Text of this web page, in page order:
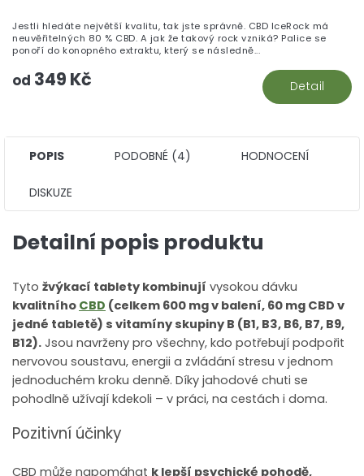
od 349 Kč Detail
Jestli hledáte největší kvalitu, tak jste správně. CBD IceRock má
neuvěřitelných 80 % CBD. A jak že takový rock vzniká? Palice se
ponoří do konopného extraktu, který se následně...
POPIS PODOBNÉ (4) HODNOCENÍ
DISKUZE
Detailní popis produktu
Tyto žvýkací tablety kombinují vysokou dávku
kvalitního CBD (celkem 600 mg v balení, 60 mg CBD v
jedné tabletě) s vitamíny skupiny B (B1, B3, B6, B7, B9,
B12). Jsou navrženy pro všechny, kdo potřebují podpořit
nervovou soustavu, energii a zvládání stresu v jednom
jednoduchém kroku denně. Díky jahodové chuti se
pohodlně užívají kdekoli – v práci, na cestách i doma.
Pozitivní účinky
CBD může napomáhat k lepší psychické pohodě,